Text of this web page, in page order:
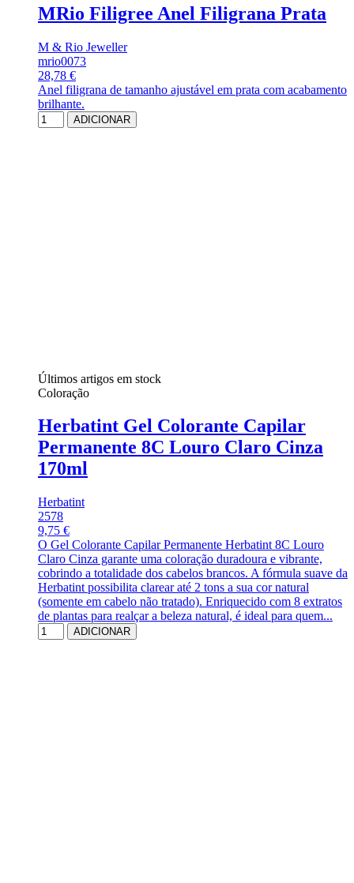
MRio Filigree Anel Filigrana Prata
M & Rio Jeweller
mrio0073
28,78 €
Anel filigrana de tamanho ajustável em prata com acabamento
brilhante.
ADICIONAR
Últimos artigos em stock
Coloração
Herbatint Gel Colorante Capilar
Permanente 8C Louro Claro Cinza
170ml
Herbatint
2578
9,75 €
O Gel Colorante Capilar Permanente Herbatint 8C Louro
Claro Cinza garante uma coloração duradoura e vibrante,
cobrindo a totalidade dos cabelos brancos. A fórmula suave da
Herbatint possibilita clarear até 2 tons a sua cor natural
(somente em cabelo não tratado). Enriquecido com 8 extratos
de plantas para realçar a beleza natural, é ideal para quem...
ADICIONAR